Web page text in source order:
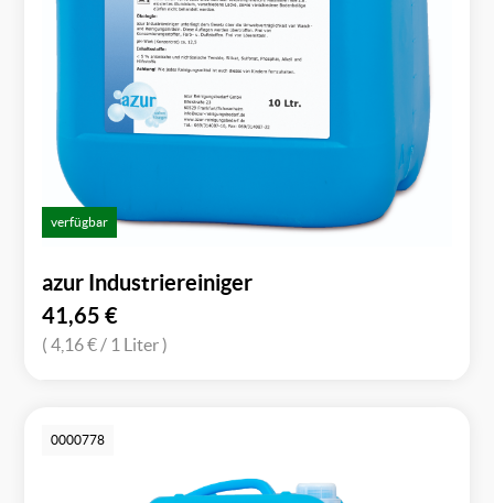
verfügbar
azur Industriereiniger
41,65 €
( 4,16 € / 1 Liter )
0000778